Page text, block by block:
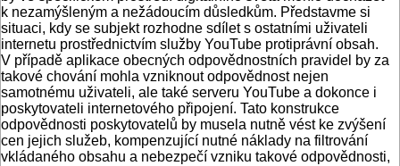
k nezamýšleným a nežádoucím důsledkům. Představme si
situaci, kdy se subjekt rozhodne sdílet s ostatními uživateli
internetu prostřednictvím služby YouTube protiprávní obsah.
V případě aplikace obecných odpovědnostních pravidel by za
takové chování mohla vzniknout odpovědnost nejen
samotnému uživateli, ale také serveru YouTube a dokonce i
poskytovateli internetového připojení. Tato konstrukce
odpovědnosti poskytovatelů by musela nutně vést ke zvýšení
cen jejich služeb, kompenzující nutné náklady na filtrování
vkládaného obsahu a nebezpečí vzniku takové odpovědnosti,